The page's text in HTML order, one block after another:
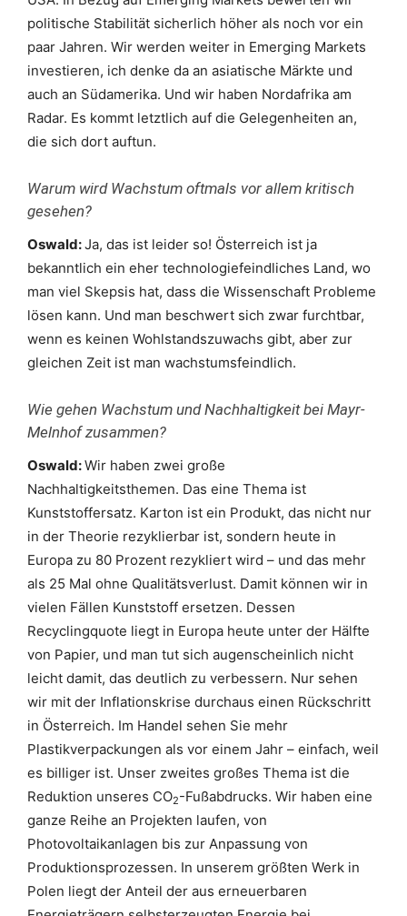
politische Stabilität sicherlich höher als noch vor ein
paar Jahren. Wir werden weiter in Emerging Markets
investieren, ich denke da an asiatische Märkte und
auch an Südamerika. Und wir haben Nordafrika am
Radar. Es kommt letztlich auf die Gelegenheiten an,
die sich dort auftun.
Warum wird Wachstum oftmals vor allem kritisch
gesehen?
Oswald:Ja, das ist leider so! Österreich ist ja
bekanntlich ein eher technologiefeindliches Land, wo
man viel Skepsis hat, dass die Wissenschaft Probleme
lösen kann. Und man beschwert sich zwar furchtbar,
wenn es keinen Wohlstandszuwachs gibt, aber zur
gleichen Zeit ist man wachstumsfeindlich.
Wie gehen Wachstum und Nachhaltigkeit bei Mayr-
Melnhof zusammen?
Oswald:Wir haben zwei große
Nachhaltigkeitsthemen. Das eine Thema ist
Kunststoffersatz. Karton ist ein Produkt, das nicht nur
in der Theorie rezyklierbar ist, sondern heute in
Europa zu 80 Prozent rezykliert wird – und das mehr
als 25 Mal ohne Qualitätsverlust. Damit können wir in
vielen Fällen Kunststoff ersetzen. Dessen
Recyclingquote liegt in Europa heute unter der Hälfte
von Papier, und man tut sich augenscheinlich nicht
leicht damit, das deutlich zu verbessern. Nur sehen
wir mit der Inflationskrise durchaus einen Rückschritt
in Österreich. Im Handel sehen Sie mehr
Plastikverpackungen als vor einem Jahr – einfach, weil
es billiger ist. Unser zweites großes Thema ist die
Reduktion unseres CO2-Fußabdrucks. Wir haben eine
ganze Reihe an Projekten laufen, von
Photovoltaikanlagen bis zur Anpassung von
Produktionsprozessen. In unserem größten Werk in
Polen liegt der Anteil der aus erneuerbaren